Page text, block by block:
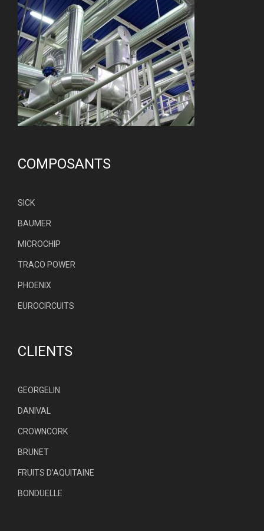
COMPOSANTS
SICK
BAUMER
MICROCHIP
TRACO POWER
PHOENIX
EUROCIRCUITS
CLIENTS
GEORGELIN
DANIVAL
CROWNCORK
BRUNET
FRUITS D’AQUITAINE
BONDUELLE